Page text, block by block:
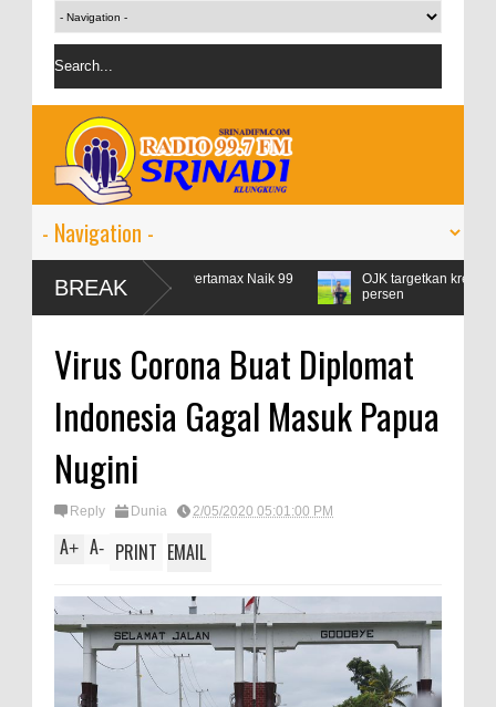
BREAK
Konsumsi Pertamax Naik 99
OJK targetkan kredit perbankan
persen
Virus Corona Buat Diplomat
Indonesia Gagal Masuk Papua
Nugini
Reply Dunia 2/05/2020 05:01:00 PM
A+ A- PRINT EMAIL